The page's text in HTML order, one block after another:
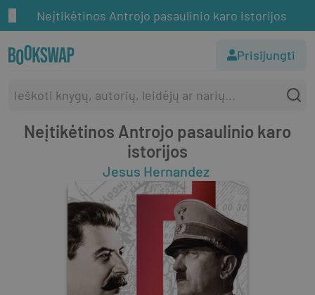
Neįtikėtinos Antrojo pasaulinio karo istorijos
Prisijungti
Neįtikėtinos Antrojo pasaulinio karo
istorijos
Jesus Hernandez